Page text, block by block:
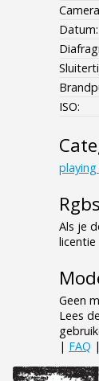
Datum:
ISO:
Als je
licentie
Geen
Lees
| FAQ |